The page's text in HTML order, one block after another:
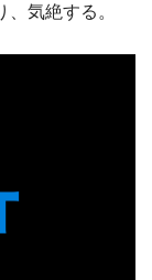
気絶する。